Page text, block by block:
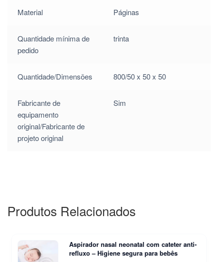
$
$0.54
$0.64
Material Páginas
Quantidade mínima de
pedido
trinta
Quantidade/Dimensões 800/50 x 50 x 50
Fabricante de
equipamento
original/Fabricante de
projeto original
Sim
Produtos Relacionados
Aspirador nasal neonatal com cateter anti-
refluxo – Higiene segura para bebês